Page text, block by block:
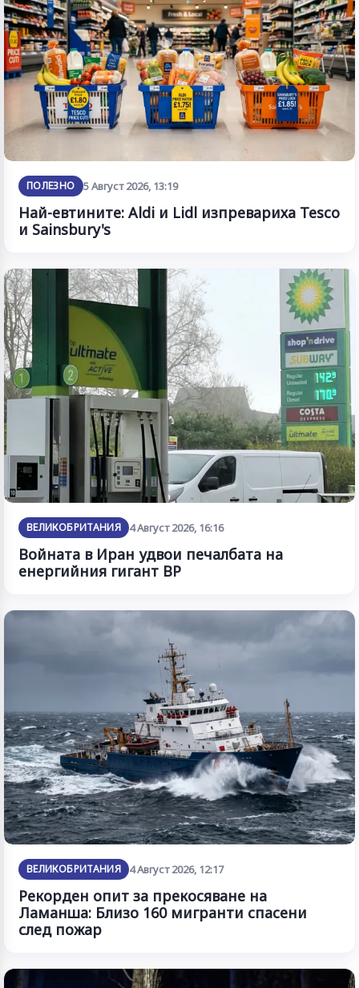
ПОЛЕЗНО 5 Август 2026, 13:19
Най-евтините: Aldi и Lidl изпревариха Tesco
и Sainsbury's
ВЕЛИКОБРИТАНИЯ 4 Август 2026, 16:16
Войната в Иран удвои печалбата на
енергийния гигант BP
ВЕЛИКОБРИТАНИЯ 4 Август 2026, 12:17
Рекорден опит за прекосяване на
Ламанша: Близо 160 мигранти спасени
след пожар